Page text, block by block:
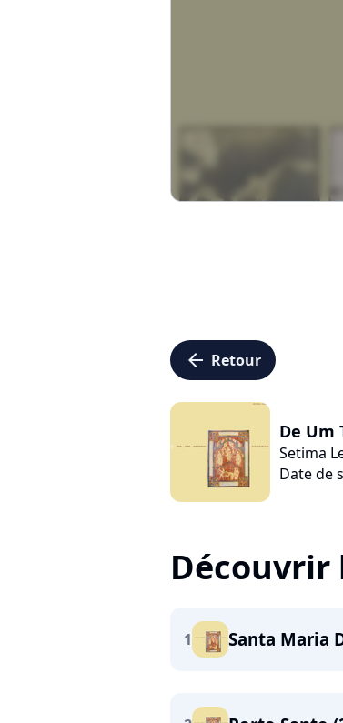
arrow_left Retour
De Um
Setima
Date de
1 Santa Maria